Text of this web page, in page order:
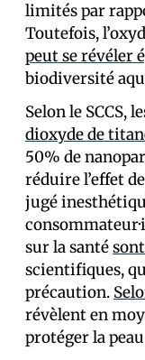
limités par
Toutefois,
peut se révéler
biodiversité
Selon le SCCS,
dioxyde de
50% de
réduire l’effet
jugé
sur la santé
scientifiques,
précaution.
révèlent en
protéger la